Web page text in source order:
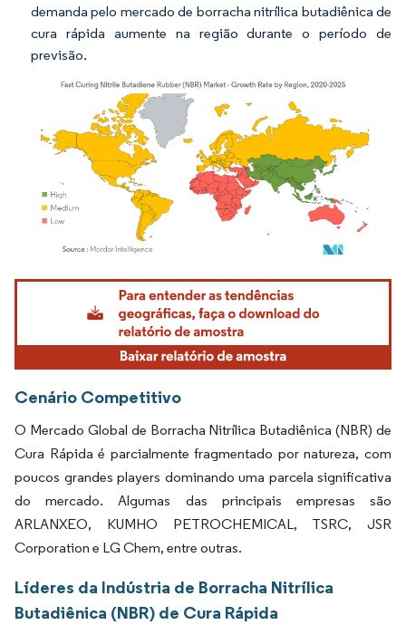
demanda pelo mercado de borracha nitrílica butadiênica de
cura rápida aumente na região durante o período de
previsão.
Imagem © Mordor Intelligence. O reuso requer atribuição conforme CC BY 4.0.
Cenário Competitivo
O Mercado Global de Borracha Nitrílica Butadiênica (NBR) de
Cura Rápida é parcialmente fragmentado por natureza, com
poucos grandes players dominando uma parcela significativa
do mercado. Algumas das principais empresas são
ARLANXEO, KUMHO PETROCHEMICAL, TSRC, JSR
Corporation e LG Chem, entre outras.
Líderes da Indústria de Borracha Nitrílica
Butadiênica (NBR) de Cura Rápida